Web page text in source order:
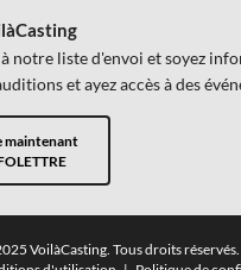
notre liste d'envoi et soyez
et ayez accès à des
maintenant
VoilàCasting. Tous droits réservés.